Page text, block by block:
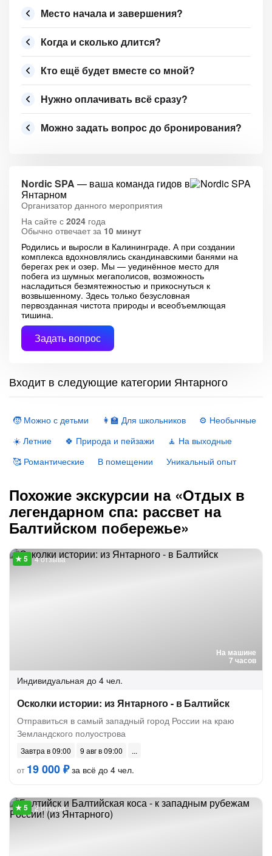
Место начала и завершения?
Когда и сколько длится?
Кто ещё будет вместе со мной?
Нужно оплачивать всё сразу?
Можно задать вопрос до бронирования?
Nordic SPA — ваша команда гидов в
Янтарном
Организатор данного мероприятия
На сайте с 2024 года
Обычно отвечает за 10 минут
Родились и выросли в Калининграде. А при создании
комплекса вдохновлялись скандинавскими банями на
берегах рек и озер. Мы — уединённое место для
побега из шумных мегаполисов, возможность
насладиться безмятежностью и прикоснуться к
возвышенному. Здесь только безусловная
первозданная чистота природы и всеобъемлющая
тишина.
Задать вопрос
Входит в следующие категории Янтарного
🧒 Можно с детьми 👩‍🏫 Для школьников
⚙️ Необычные
☀️ Летние
🍀 Природа и пейзажи
🧘 На выходные
🥰 Романтические
В помещении Уникальный опыт
Похожие экскурсии на «Отдых в
легендарном спа: рассвет на
Балтийском побережье»
На машине
7 часов
4 отзыва
Индивидуальная до 4 чел.
Осколки истории: из Янтарного - в Балтийск
Отправиться в самый западный город России на краю
Земландского полуострова
Завтра в 09:00
9 авг в 09:00
от 19 000 ₽за всё до 4 чел.
2 отзыва